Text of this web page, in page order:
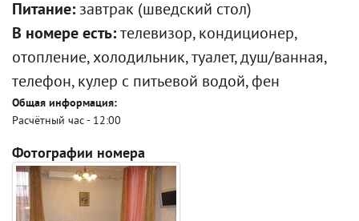
Питание: завтрак (шведский стол)
В номере есть: телевизор, кондиционер,
отопление, холодильник, туалет, душ/ванная,
телефон, кулер с питьевой водой, фен
Общая информация:
Расчётный час - 12:00
Фотографии номера